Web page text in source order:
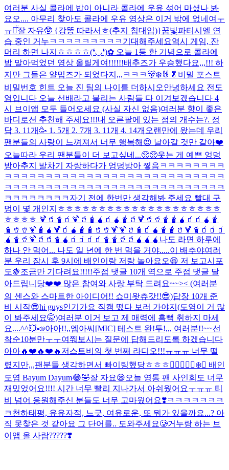
여러분 사실 콜라에 밥이 아니라 콜라에 우유 섞어 마셨나 봐
요오.... 아무리 찾아도 콜라에 우유 영상은 이거 밖에 없네여ㅜ
ㅠㅠ̑̈잘 자유🥸 {강똥 따라서ㅎ(추지 침대임)}꿈빛파티시엘 연
습 중인 거누ㅋㅋㅋㅋㅋㅋㅋㅋㅋ기대해주세요역시 게임, 잔
머리 하면 나지ㅎㅎㅎㅎ(❛◡❛)✿ 오늘 1등 한 기념으로 콜라에
밥 말아먹었던 영상 올릴게여!!!!!!배추즈가 우승했다요,,,!!! 하
지만 그들은 얄밉즈가 되었다지,,,ㅋㅋㅋ🐻‍❄️🐰🥬 비밀 포스트
비밀번호 힌트 오늘 진 팀의 나이를 더하시오안녕하세요 전도
염입니다 오늘 선배라고 불리는 사람들 다 이겨보겠습니다 4
시 브이앱 모두 들어오세요 (사실 자신 없음)여러분 향이 좋은
바디로션 추천해 주세요!!!내 오른팔에 있는 점의 개수는?. 정
답 3. 11개🥳 1. 5개 2. 7개 3. 11개 4. 14개 오랜만에 왔는데 우리
팬분들의 사랑이 느껴져서 너무 행복해😍 날아갈 것만 같아❤️
오늘따라 우리 팬분들이 더 보고싶네...🥺🥺웃는 게 예쁜 엉덩
방아추지 발차기 자랑하다가 엉덩방아 찧음ㅋㅋㅋㅋㅋㅋㅋㅋ
ㅋㅋㅋㅋㅋㅋㅋㅋㅋㅋㅋㅋㅋㅋㅋㅋㅋㅋㅋㅋㅋㅋㅋㅋㅋㅋㅋ
ㅋㅋㅋㅋㅋㅋㅋㅋㅋㅋㅋㅋㅋㅋㅋㅋㅋㅋㅋㅋㅋㅋㅋㅋㅋㅋㅋ
ㅋㅋㅋㅋㅋㅋㅋㅋ 자기 전에 한번만 생각해봐 주세요 빨대 구
멍이 몇 개인지ㅎㅎㅎㅎㅎㅎㅎㅎㅎㅎㅎㅎㅎㅎㅎㅎㅎㅎㅎㅎ
ㅎㅎㅎㅎ 🍹🥤🧋🧃🍹🥤🧋🧉🧃🧉🧋🥤🍹🥤🥤🧋🧋🧉🧃🧃🧉🧋
🧋🥤🥤🍹🧋🧉🍹🧃🧉🧋🧋🥤🥤🍹🍹🥤🧋🧃🧉🧋🧋🥤🍹🧋🧃🧃🧃
🧉🧋🥤🍹🥤🥤🧋🧉🧃🧃🧃🧃🧋🧋🥤🥤🧉🧉🧉 나도 라면 하루에
하나 안 먹어... 나도 일 년에 한 번 먹을 거야.....이 배추야여러
분 우리 잠시 후 9시에 배인이랑 저랑 놀아요오😆 저 보고시포
도🍇조금만 기다려요!!!!!주접 댓글 10개 역으로 주접 댓글 달
아드립니당❤️❤️ 많은 참여와 사랑 부탁 드려요~~>< (여러분
의 센스와 스마트한 아이디어!! 쇼미왓츄갓!!😎)답장 10개 준
비 시작😎hi guys인기가요 직캠 떴다 보러 가야지(도염이 거 많
이 봐주세요🤫)여러분 이거 보고 제 매력에 흠뻑 취하지 마세
요....^^💥📣아아!!,,엠아씨[MIC] 테스트 완!투!,,, 여러분!!~~선
착순10분만ㅜㅜ여쭤보시는 질문에 답해드리도록 하겠습니다
아아🔥❤️🔥❤️🔥 저스트비의 첫 번째 라디오!!!ㅠㅠㅠ 너무 떨
렸지만,,,팬분들 생각하면서 빠이팅했당ㅎㅎㅎ❤️‍🔥❤️‍🔥 🐻‍❄️🐶 배인
도염 Bayum Dayum😂🤣잘 자요😪오늘 영통 팬 사인회도 너무
재밌었어요!!!! 시간 너무 빨리 지나가서 아쉬웠어요ㅜㅠㅠ 티
비 넘어 응원해주신 분들도 너무 고마웠어요❣️ㅋㅋㅋㅋㅋㅋㅋ
ㅋ 천하태평, 유유자적, 느긋, 여유로운, 또 뭐가 있을까요...? 아
직 못찾은 것 같아요 그 단어를.. 도와주세요🥲거누랑 하는 브
이앱 올 사람?????❣️